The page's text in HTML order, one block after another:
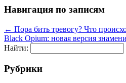
Навигация по записям
← Пора бить тревогу? Что
Black Opium: новая версия
Найти:
Рубрики